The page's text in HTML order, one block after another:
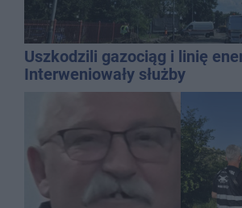
Uszkodzili gazociąg i linię
Interweniowały służby